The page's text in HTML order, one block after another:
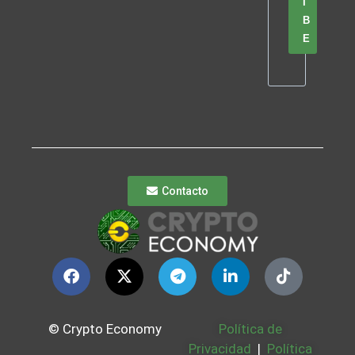
B
E
Contacto
© Crypto Economy
Política de
Privacidad | Política